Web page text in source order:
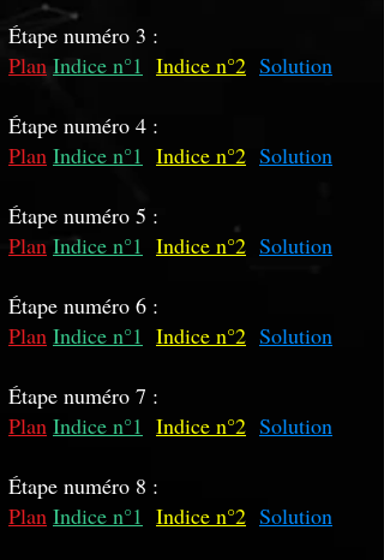
Étape numéro 3 :
Plan Indice n°1 Indice n°2 Solution
Étape numéro 4 :
Plan Indice n°1 Indice n°2 Solution
Étape numéro 5 :
Plan Indice n°1 Indice n°2 Solution
Étape numéro 6 :
Plan Indice n°1 Indice n°2 Solution
Étape numéro 7 :
Plan Indice n°1 Indice n°2 Solution
Étape numéro 8 :
Plan Indice n°1 Indice n°2 Solution